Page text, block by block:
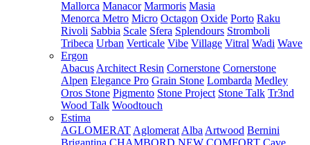
Mallorca Manacor Marmoris Masia
Menorca Metro Micro Octagon Oxide Porto Raku
Rivoli Sabbia Scale Sfera Splendours Stromboli
Tribeca Urban Verticale Vibe Village Vitral Wadi Wave
Ergon
Abacus Architect Resin Cornerstone Cornerstone
Alpen Elegance Pro Grain Stone Lombarda Medley
Oros Stone Pigmento Stone Project Stone Talk Tr3nd
Wood Talk Woodtouch
Estima
AGLOMERAT Aglomerat Alba Artwood Bernini